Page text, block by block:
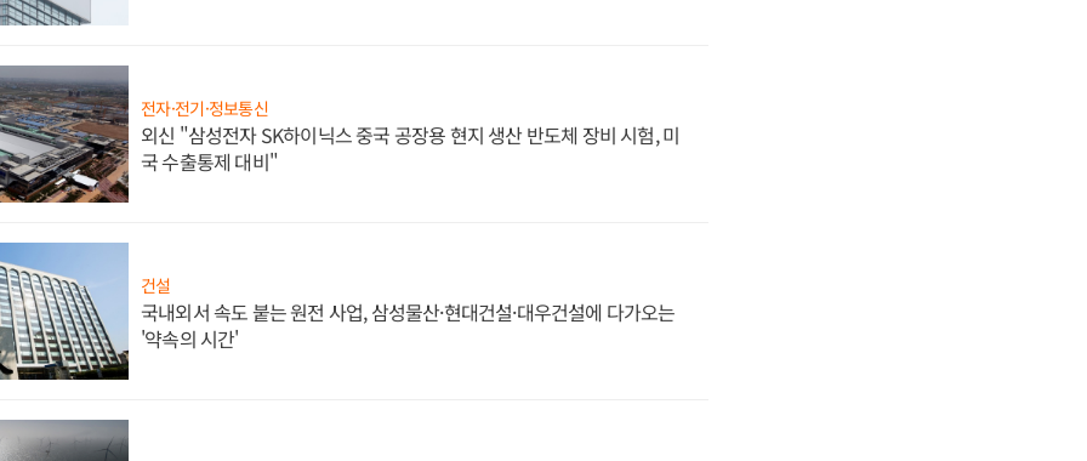
전자·전기·정보통신
외신 "삼성전자 SK하이닉스 중국 공장용 현지 생산 반도체 장비 시험, 미
국 수출통제 대비"
건설
국내외서 속도 붙는 원전 사업, 삼성물산·현대건설·대우건설에 다가오는
'약속의 시간'